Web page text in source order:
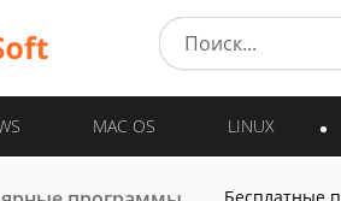
MAC OS LINUX